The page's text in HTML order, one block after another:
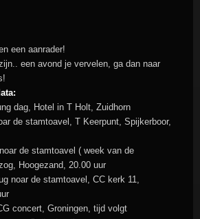
een aanrader!
een avond je vervelen, ga dan naar
dag, Hotel in T Holt, Zuidhorn
de stamtoavel, T Keerpunt, Spijkerboor,
de stamtoavel ( week van de
Hoogezand, 20.00 uur
noar de stamtoavel, CC kerk 11,
concert, Groningen, tijd volgt